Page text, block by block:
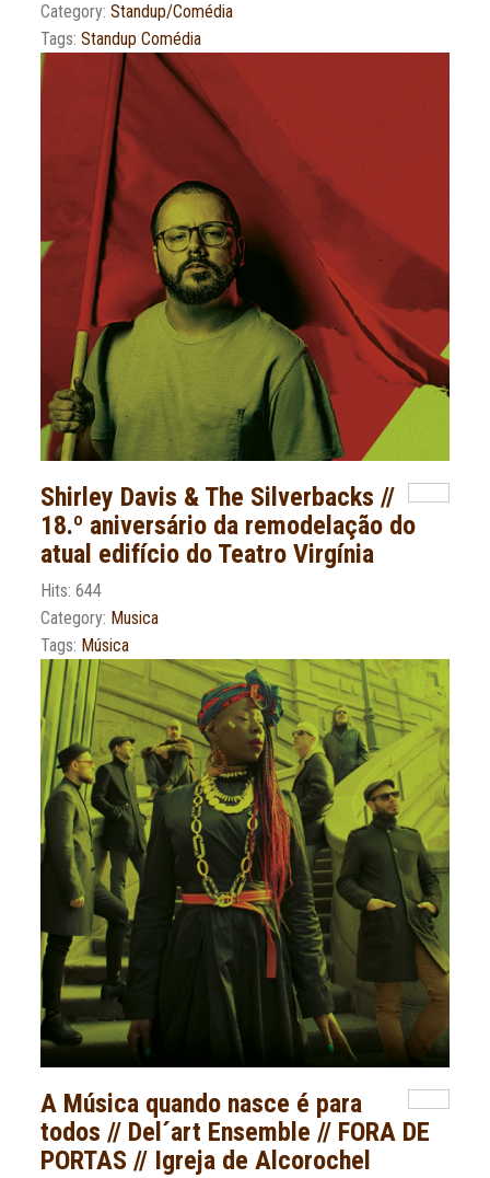
Category:Standup/Comédia
Tags:Standup Comédia
Shirley Davis & The Silverbacks //
18.º aniversário da remodelação do
atual edifício do Teatro Virgínia
Hits: 644
Category: Musica
Tags: Música
A Música quando nasce é para
todos // Del´art Ensemble // FORA DE
PORTAS // Igreja de Alcorochel